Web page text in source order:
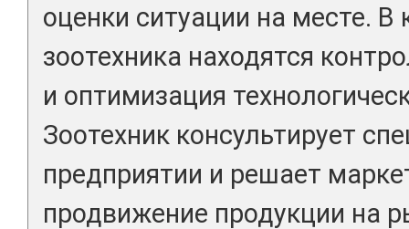
оценки ситуации на месте. В
зоотехника находятся
и оптимизация
Зоотехник консультирует
предприятии и решает
продвижение продукции на